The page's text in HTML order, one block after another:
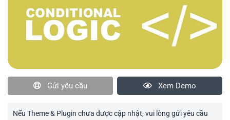
Gửi yêu cầu Xem Demo
Nếu Theme & Plugin chưa được cập nhật, vui lòng gửi yêu cầu